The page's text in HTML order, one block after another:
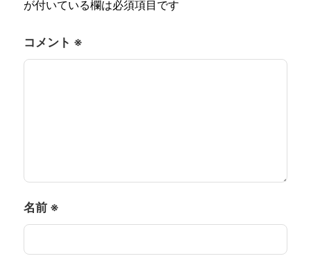
が付いている欄は必須項目です
コメント ※
名前 ※